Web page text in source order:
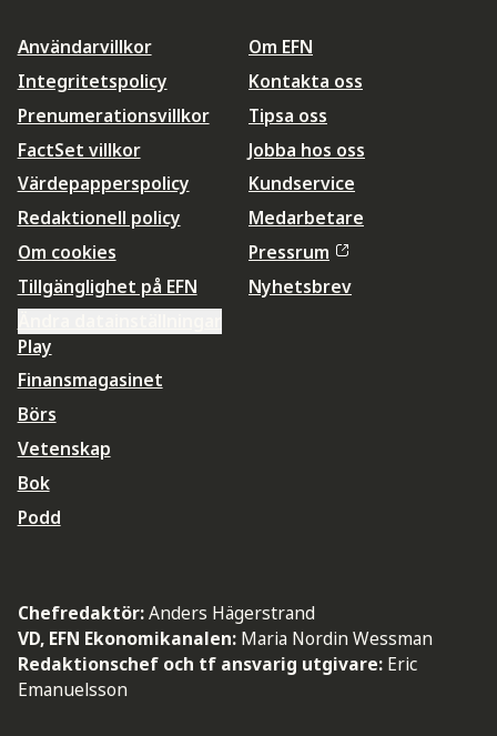
Användarvillkor
Integritetspolicy
Prenumerationsvillkor
FactSet villkor
Värdepapperspolicy
Redaktionell policy
Om cookies
Tillgänglighet på EFN
Om EFN
Kontakta oss
Tipsa oss
Jobba hos oss
Kundservice
Medarbetare
Pressrum
Nyhetsbrev
Play
Finansmagasinet
Börs
Vetenskap
Bok
Podd
Chefredaktör:Anders Hägerstrand
VD, EFN Ekonomikanalen: Maria Nordin Wessman
Redaktionschef och tf ansvarig utgivare: Eric
Emanuelsson